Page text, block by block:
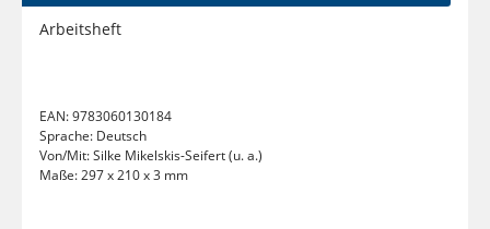
Arbeitsheft
EAN:9783060130184
Sprache: Deutsch
Von/Mit:Silke Mikelskis-Seifert (u. a.)
Maße:297 x 210 x 3 mm